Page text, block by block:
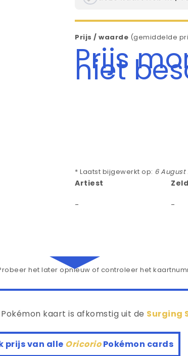
Prijs / waarde (gemiddelde
Prijs
niet
* Laatst bijgewerkt op: 6 August
Artiest
- -
het later opnieuw of controleer het
Pokémon kaart is afkomstig uit de Surging
prijs van alle OricorioPokémon cards